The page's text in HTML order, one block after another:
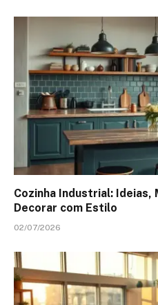
Cozinha Industrial: Ideias,
Decorar com Estilo
02/07/2026